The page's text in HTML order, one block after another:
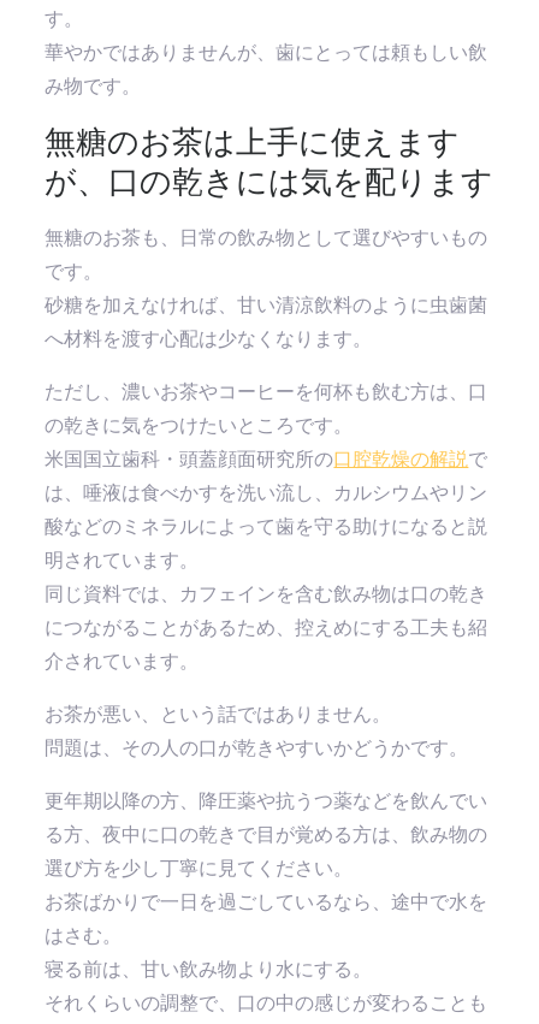
す。
華やかではありませんが、歯にとっては頼もしい飲
み物です。
無糖のお茶は上手に使えます
が、口の乾きには気を配ります
無糖のお茶も、日常の飲み物として選びやすいもの
です。
砂糖を加えなければ、甘い清涼飲料のように虫歯菌
へ材料を渡す心配は少なくなります。
ただし、濃いお茶やコーヒーを何杯も飲む方は、口
の乾きに気をつけたいところです。
米国国立歯科・頭蓋顔面研究所の口腔乾燥の解説で
は、唾液は食べかすを洗い流し、カルシウムやリン
酸などのミネラルによって歯を守る助けになると説
明されています。
同じ資料では、カフェインを含む飲み物は口の乾き
につながることがあるため、控えめにする工夫も紹
介されています。
お茶が悪い、という話ではありません。
問題は、その人の口が乾きやすいかどうかです。
更年期以降の方、降圧薬や抗うつ薬などを飲んでい
る方、夜中に口の乾きで目が覚める方は、飲み物の
選び方を少し丁寧に見てください。
お茶ばかりで一日を過ごしているなら、途中で水を
はさむ。
寝る前は、甘い飲み物より水にする。
それくらいの調整で、口の中の感じが変わることも